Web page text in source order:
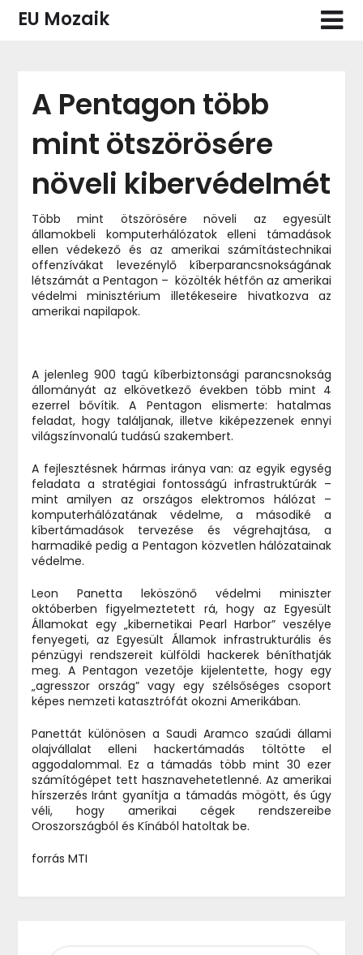
SkipEU Mozaik
A Pentagon több
mint ötszörösére
növeli kibervédelmét
Több mint ötszörösére növeli az egyesült
államokbeli komputerhálózatok elleni támadások
ellen védekező és az amerikai számítástechnikai
offenzívákat levezénylő kíberparancsnokságának
létszámát a Pentagon – közölték hétfőn az amerikai
védelmi minisztérium illetékeseire hivatkozva az
amerikai napilapok.
A jelenleg 900 tagú kíberbiztonsági parancsnokság
állományát az elkövetkező években több mint 4
ezerrel bővítik. A Pentagon elismerte: hatalmas
feladat, hogy találjanak, illetve kiképezzenek ennyi
világszínvonalú tudású szakembert.
A fejlesztésnek hármas iránya van: az egyik egység
feladata a stratégiai fontosságú infrastruktúrák –
mint amilyen az országos elektromos hálózat –
komputerhálózatának védelme, a másodiké a
kíbertámadások tervezése és végrehajtása, a
harmadiké pedig a Pentagon közvetlen hálózatainak
védelme.
Leon Panetta leköszönő védelmi miniszter
októberben figyelmeztetett rá, hogy az Egyesült
Államokat egy „kibernetikai Pearl Harbor” veszélye
fenyegeti, az Egyesült Államok infrastrukturális és
pénzügyi rendszereit külföldi hackerek béníthatják
meg. A Pentagon vezetője kijelentette, hogy egy
„agresszor ország” vagy egy szélsőséges csoport
képes nemzeti katasztrófát okozni Amerikában.
Panettát különösen a Saudi Aramco szaúdi állami
olajvállalat elleni hackertámadás töltötte el
aggodalommal. Ez a támadás több mint 30 ezer
számítógépet tett hasznavehetetlenné. Az amerikai
hírszerzés Iránt gyanítja a támadás mögött, és úgy
véli, hogy amerikai cégek rendszereibe
Oroszországból és Kínából hatoltak be.
forrás MTI